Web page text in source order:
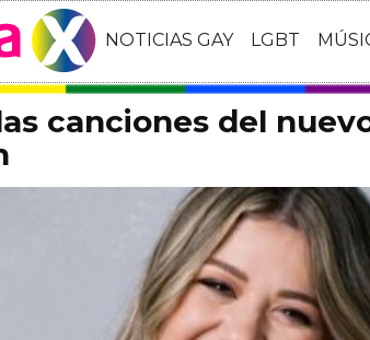
NOTICIAS GAY LGBT
canciones del